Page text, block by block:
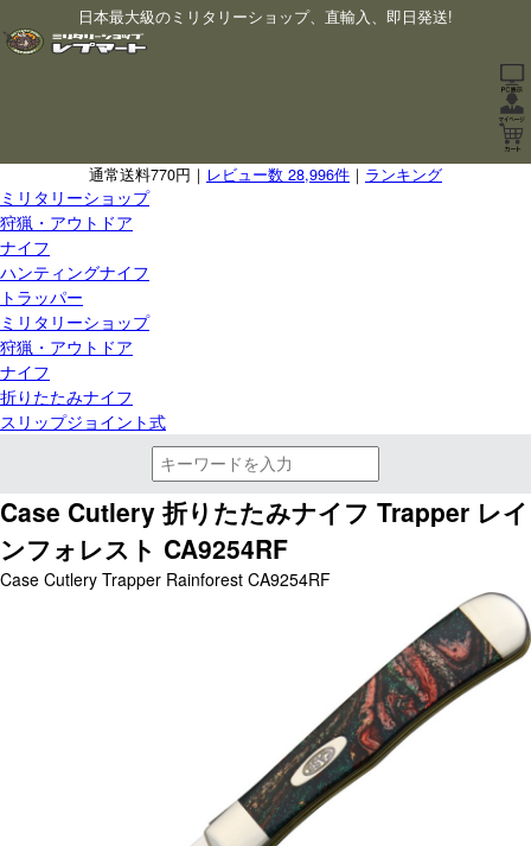
日本最大級のミリタリーショップ、直輸入、即日発送!
通常送料770円｜ レビュー数 28,996件 ｜ ランキング
ミリタリーショップ
狩猟・アウトドア
ナイフ
ハンティングナイフ
トラッパー
ミリタリーショップ
狩猟・アウトドア
ナイフ
折りたたみナイフ
スリップジョイント式
Case Cutlery 折りたたみナイフ Trapper レイ
ンフォレスト CA9254RF
Case Cutlery Trapper Rainforest CA9254RF